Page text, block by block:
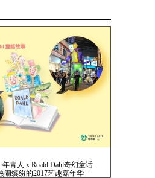
年青人 x Roald Dahl奇幻童话
闹缤纷的2017艺趣嘉年华